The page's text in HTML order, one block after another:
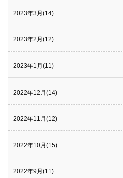
2023年3月(14)
2023年2月(12)
2023年1月(11)
2022年12月(14)
2022年11月(12)
2022年10月(15)
2022年9月(11)